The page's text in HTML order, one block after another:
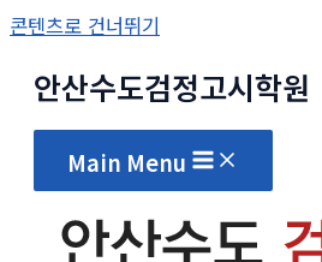
콘텐츠로 건너뛰기
안산수도검정고시학원
Main Menu